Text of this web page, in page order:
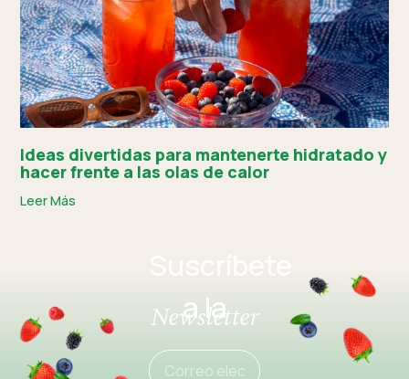
Ideas divertidas para mantenerte hidratado y
hacer frente a las olas de calor
Leer Más
Suscríbete
a la
Newsletter